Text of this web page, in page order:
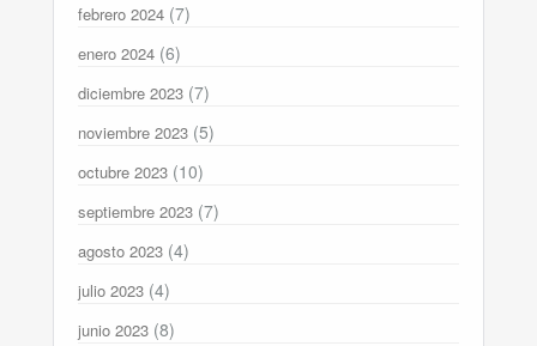
febrero 2024 (7)
enero 2024 (6)
diciembre 2023 (7)
noviembre 2023 (5)
octubre 2023 (10)
septiembre 2023 (7)
agosto 2023 (4)
julio 2023 (4)
junio 2023 (8)